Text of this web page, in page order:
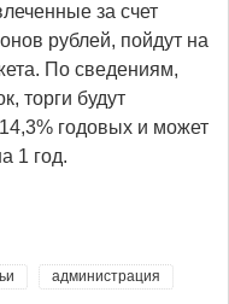
за счет
рублей, пойдут на
По сведениям,
торги будут
годовых и может
1 год.
администрация